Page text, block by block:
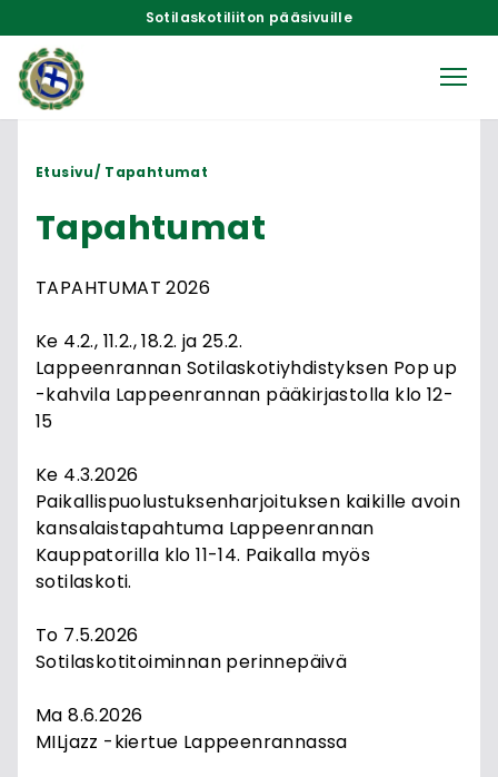
Sotilaskotiliiton pääsivuille
Etusivu Tapahtumat
Tapahtumat
TAPAHTUMAT 2026
Ke 4.2., 11.2., 18.2. ja 25.2.
Lappeenrannan Sotilaskotiyhdistyksen Pop up
-kahvila Lappeenrannan pääkirjastolla klo 12-
15
Ke 4.3.2026
Paikallispuolustuksenharjoituksen kaikille avoin
kansalaistapahtuma Lappeenrannan
Kauppatorilla klo 11-14. Paikalla myös
sotilaskoti.
To 7.5.2026
Sotilaskotitoiminnan perinnepäivä
Ma 8.6.2026
MILjazz -kiertue Lappeenrannassa